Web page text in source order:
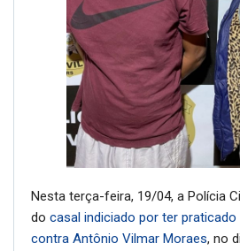
Nesta terça-feira, 19/04, a Polícia
do casal indiciado por ter
contra Antônio Vilmar Moraes, no